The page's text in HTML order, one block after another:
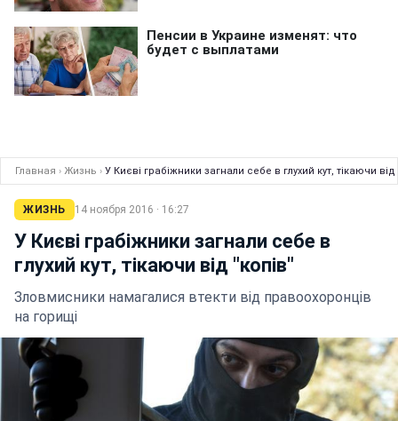
Главная › Жизнь › У Києві грабіжники загнали себе в глухий кут, тікаючи від
ЖИЗНЬ 14 ноября 2016 · 16:27
У Києві грабіжники загнали себе в
глухий кут, тікаючи від "копів"
Зловмисники намагалися втекти від правоохоронців
на горищі